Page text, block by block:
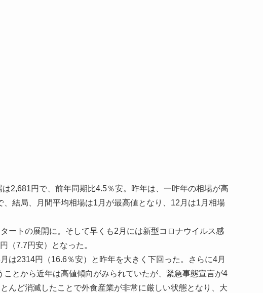
円で、前年同期比4.5％安。昨年は、一昨年の相場が高
結局、月間平均相場は1月が最高値となり、12月は1月相場
トの展開に。そして早くも2月には新型コロナウイルス感
（7.7円安）となった。
2314円（16.6％安）と昨年を大きく下回った。さらに4月
とから近年は高値傾向がみられていたが、緊急事態宣言が4
んど消滅したことで外食産業が非常に厳しい状態となり、大